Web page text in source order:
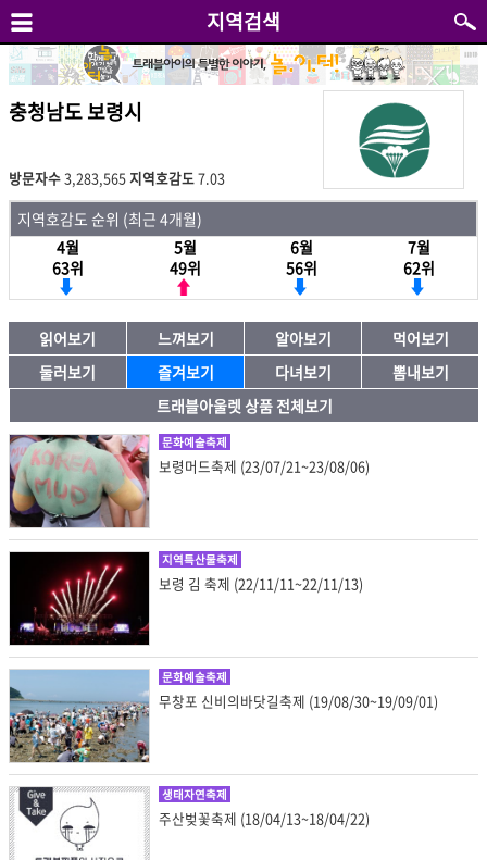
지역검색
충청남도 보령시
방문자수 3,283,565지역호감도 7.03
지역호감도 순위 (최근 4개월)
4월
63위
5월
49위
6월
56위
7월
62위
읽어보기 느껴보기 알아보기
먹어보기
둘러보기
즐겨보기 다녀보기
뽐내보기
트래블아울렛 상품 전체보기
문화예술축제
보령머드축제 (23/07/21~23/08/06)
지역특산물축제
보령 김 축제 (22/11/11~22/11/13)
문화예술축제
무창포 신비의바닷길축제 (19/08/30~19/09/01)
생태자연축제
주산벚꽃축제 (18/04/13~18/04/22)